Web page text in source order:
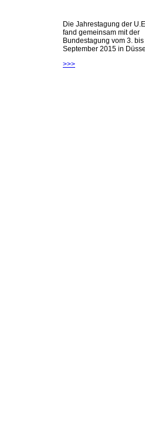
Die Jahrestagung der
fand gemeinsam mit der
Bundestagung vom 3. bis
September 2015 in
>>>